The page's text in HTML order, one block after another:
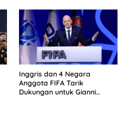
Inggris dan 4 Negara
Anggota FIFA Tarik
Dukungan untuk Gianni